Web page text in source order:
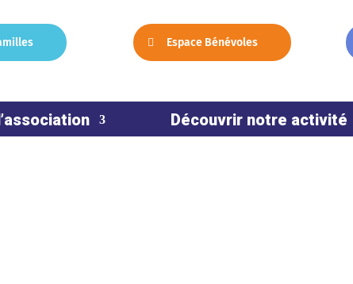
Espace Bénévoles
Découvrir notre activité